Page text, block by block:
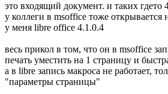
это входящий документ. и таких гдето
у коллеги в msoffice тоже открывается
у меня libre office 4.1.0.4
весь прикол в том, что он в msoffice
печать уместить на 1 страницу и
а в libre запись макроса не работает,
"параметры страницы"